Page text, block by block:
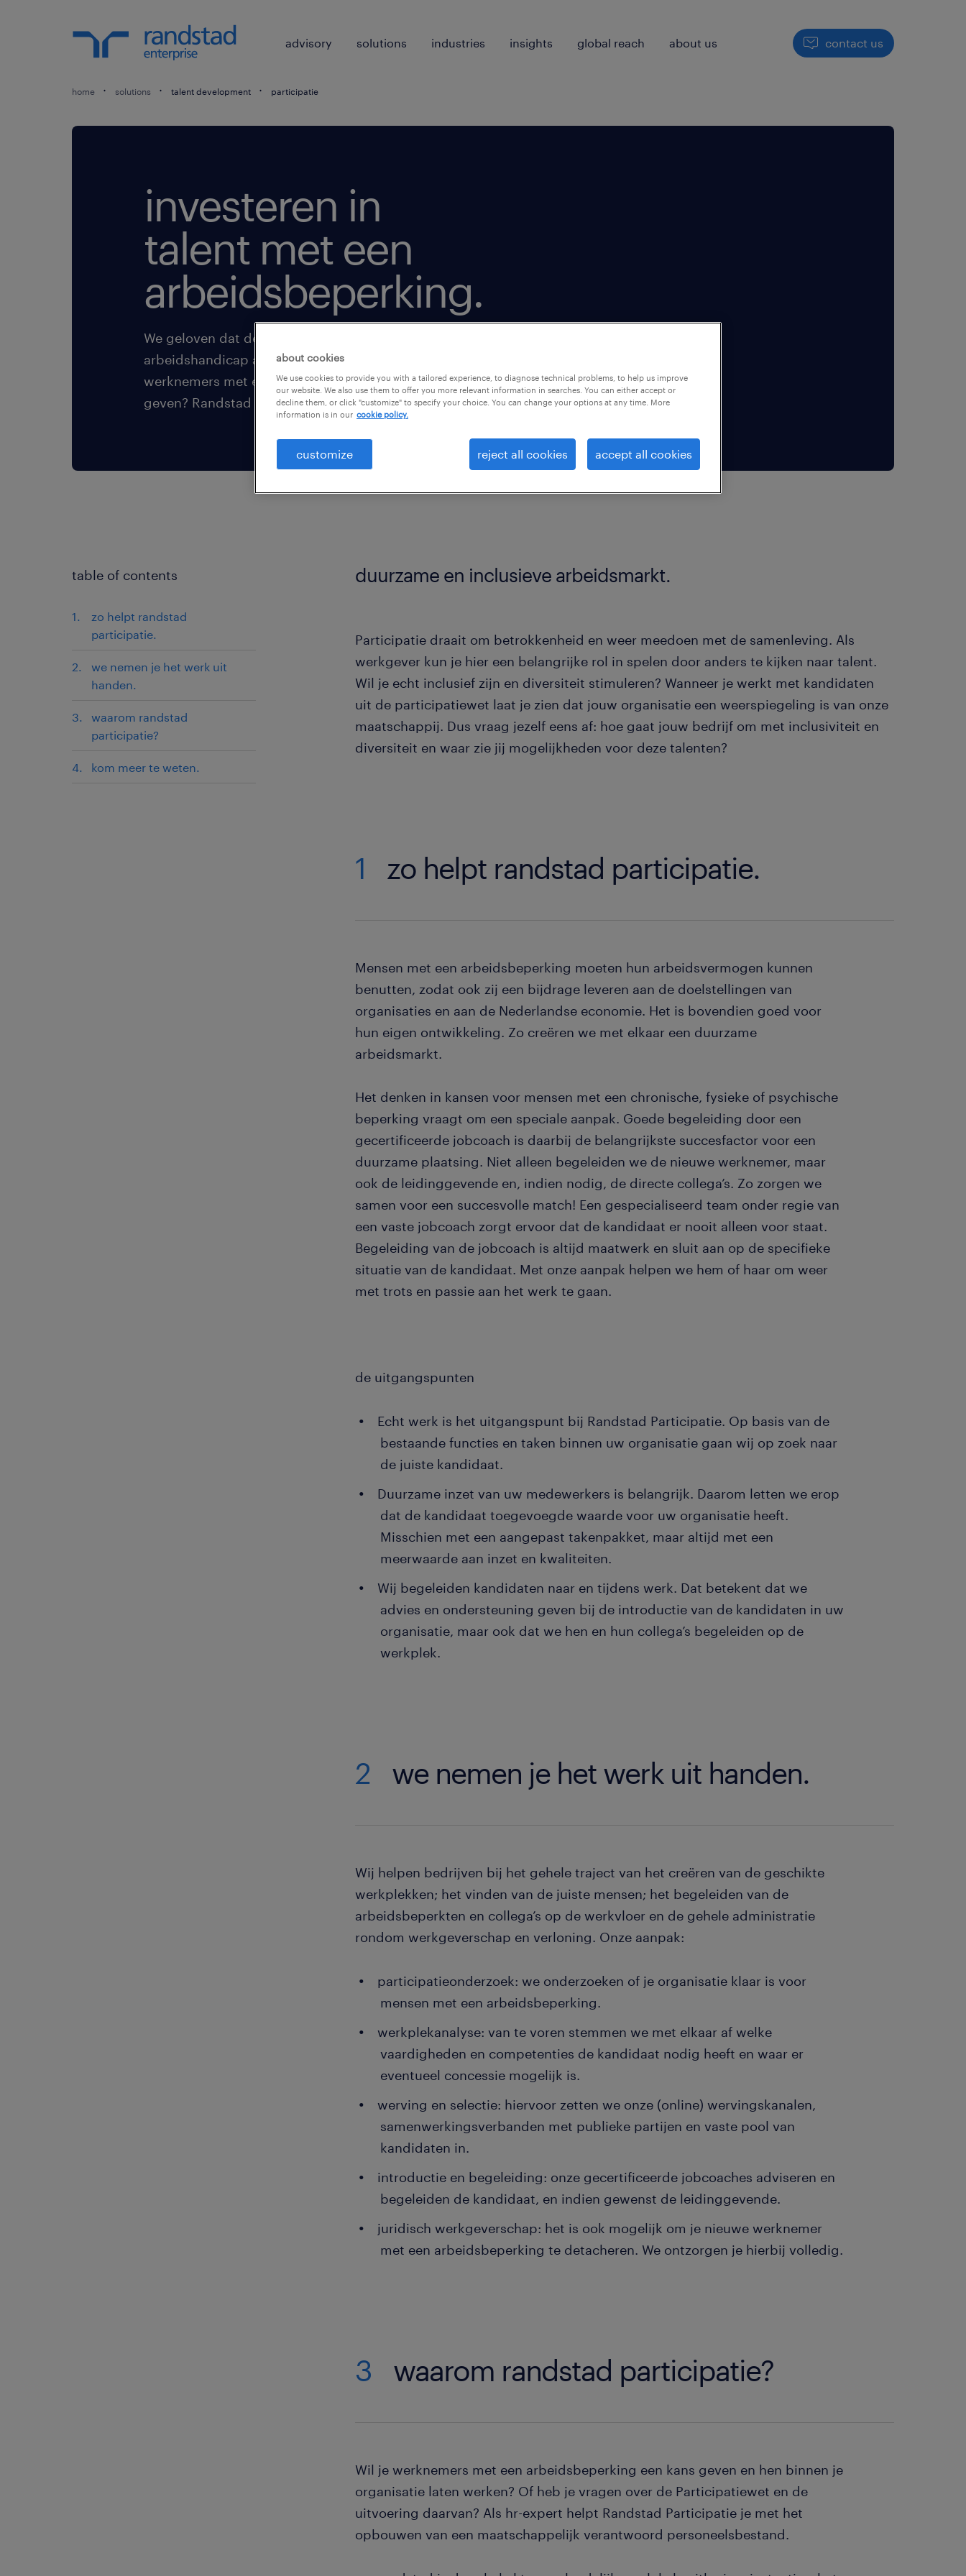
advisory solutions industries insights global reach about us contact us
home solutions talent development participatie
investeren in
talent met een
arbeidsbeperking.
We geloven dat de participatie van mensen met een
arbeidshandicap altijd begint bij werk. Wil je
werknemers met een arbeidsbeperking een kans
geven? Randstad Participatie helpt je hierbij.
table of contents
zo helpt randstad
participatie.
we nemen je het werk uit
handen.
waarom randstad
participatie?
kom meer te weten.
duurzame en inclusieve arbeidsmarkt.
Participatie draait om betrokkenheid en weer meedoen met de samenleving. Als
werkgever kun je hier een belangrijke rol in spelen door anders te kijken naar talent.
Wil je echt inclusief zijn en diversiteit stimuleren? Wanneer je werkt met kandidaten
uit de participatiewet laat je zien dat jouw organisatie een weerspiegeling is van onze
maatschappij. Dus vraag jezelf eens af: hoe gaat jouw bedrijf om met inclusiviteit en
diversiteit en waar zie jij mogelijkheden voor deze talenten?
1 zo helpt randstad participatie.
Mensen met een arbeidsbeperking moeten hun arbeidsvermogen kunnen
benutten, zodat ook zij een bijdrage leveren aan de doelstellingen van
organisaties en aan de Nederlandse economie. Het is bovendien goed voor
hun eigen ontwikkeling. Zo creëren we met elkaar een duurzame
arbeidsmarkt.
Het denken in kansen voor mensen met een chronische, fysieke of psychische
beperking vraagt om een speciale aanpak. Goede begeleiding door een
gecertificeerde jobcoach is daarbij de belangrijkste succesfactor voor een
duurzame plaatsing. Niet alleen begeleiden we de nieuwe werknemer, maar
ook de leidinggevende en, indien nodig, de directe collega’s. Zo zorgen we
samen voor een succesvolle match! Een gespecialiseerd team onder regie van
een vaste jobcoach zorgt ervoor dat de kandidaat er nooit alleen voor staat.
Begeleiding van de jobcoach is altijd maatwerk en sluit aan op de specifieke
situatie van de kandidaat. Met onze aanpak helpen we hem of haar om weer
met trots en passie aan het werk te gaan.
de uitgangspunten
Echt werk is het uitgangspunt bij Randstad Participatie. Op basis van de
bestaande functies en taken binnen uw organisatie gaan wij op zoek naar
de juiste kandidaat.
Duurzame inzet van uw medewerkers is belangrijk. Daarom letten we erop
dat de kandidaat toegevoegde waarde voor uw organisatie heeft.
Misschien met een aangepast takenpakket, maar altijd met een
meerwaarde aan inzet en kwaliteiten.
Wij begeleiden kandidaten naar en tijdens werk. Dat betekent dat we
advies en ondersteuning geven bij de introductie van de kandidaten in uw
organisatie, maar ook dat we hen en hun collega’s begeleiden op de
werkplek.
2 we nemen je het werk uit handen.
Wij helpen bedrijven bij het gehele traject van het creëren van de geschikte
werkplekken; het vinden van de juiste mensen; het begeleiden van de
arbeidsbeperkten en collega’s op de werkvloer en de gehele administratie
rondom werkgeverschap en verloning. Onze aanpak:
participatieonderzoek: we onderzoeken of je organisatie klaar is voor
mensen met een arbeidsbeperking.
werkplekanalyse: van te voren stemmen we met elkaar af welke
vaardigheden en competenties de kandidaat nodig heeft en waar er
eventueel concessie mogelijk is.
werving en selectie: hiervoor zetten we onze (online) wervingskanalen,
samenwerkingsverbanden met publieke partijen en vaste pool van
kandidaten in.
introductie en begeleiding: onze gecertificeerde jobcoaches adviseren en
begeleiden de kandidaat, en indien gewenst de leidinggevende.
juridisch werkgeverschap: het is ook mogelijk om je nieuwe werknemer
met een arbeidsbeperking te detacheren. We ontzorgen je hierbij volledig.
3 waarom randstad participatie?
Wil je werknemers met een arbeidsbeperking een kans geven en hen binnen je
organisatie laten werken? Of heb je vragen over de Participatiewet en de
uitvoering daarvan? Als hr-expert helpt Randstad Participatie je met het
opbouwen van een maatschappelijk verantwoord personeelsbestand.
about cookies
We use cookies to provide you with a tailored experience, to diagnose technical problems, to help us improve
our website. We also use them to offer you more relevant information in searches. You can either accept or
decline them, or click "customize" to specify your choice. You can change your options at any time. More
information is in our cookie policy.
customize reject all cookies accept all cookies